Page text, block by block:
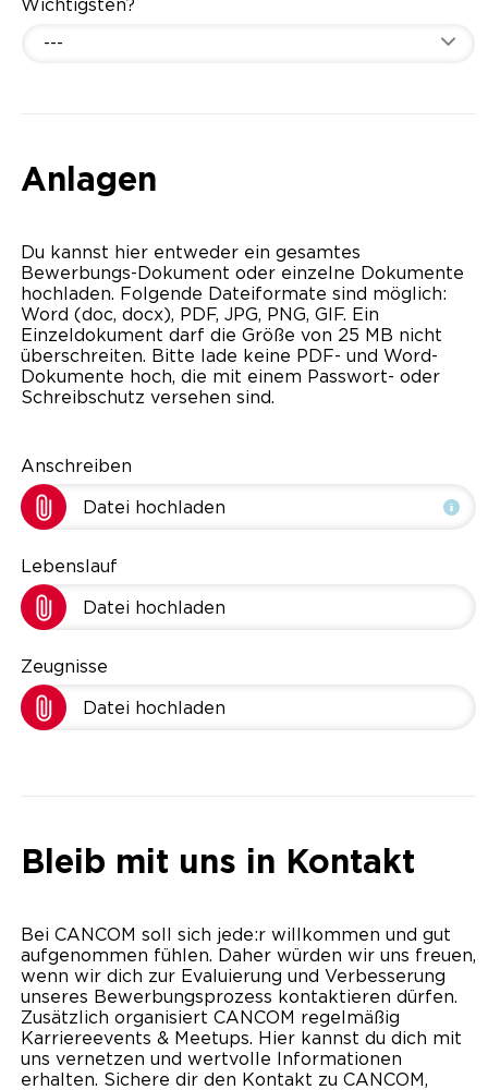
Wichtigsten?
---
Anlagen
Du kannst hier entweder ein gesamtes
Bewerbungs-Dokument oder einzelne Dokumente
hochladen. Folgende Dateiformate sind möglich:
Word (doc, docx), PDF, JPG, PNG, GIF. Ein
Einzeldokument darf die Größe von 25 MB nicht
überschreiten. Bitte lade keine PDF- und Word-
Dokumente hoch, die mit einem Passwort- oder
Schreibschutz versehen sind.
Anschreiben
Datei hochladen
Lebenslauf
Datei hochladen
Zeugnisse
Datei hochladen
Bleib mit uns in Kontakt
Bei CANCOM soll sich jede:r willkommen und gut
aufgenommen fühlen. Daher würden wir uns freuen,
wenn wir dich zur Evaluierung und Verbesserung
unseres Bewerbungsprozess kontaktieren dürfen.
Zusätzlich organisiert CANCOM regelmäßig
Karriereevents & Meetups. Hier kannst du dich mit
uns vernetzen und wertvolle Informationen
erhalten. Sichere dir den Kontakt zu CANCOM,